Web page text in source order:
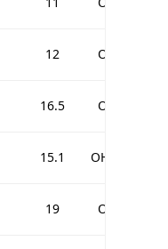
12 OH3048H
16.5 OH3148H
15.1 OH3148HTL
19 OH2348H